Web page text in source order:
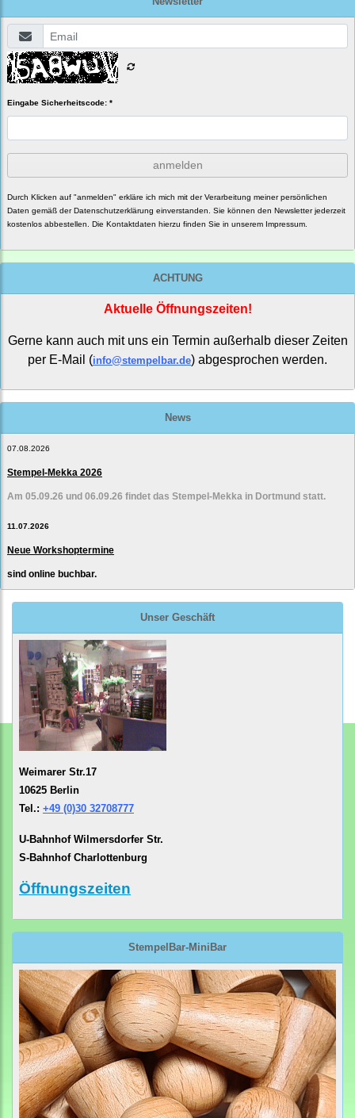
Eingabe Sicherheitscode: *
anmelden
Durch Klicken auf "anmelden" erkläre ich mich mit der Verarbeitung meiner persönlichen
Daten gemäß der Datenschutzerklärung einverstanden. Sie können den Newsletter jederzeit
kostenlos abbestellen. Die Kontaktdaten hierzu finden Sie in unserem Impressum.
ACHTUNG
Aktuelle Öffnungszeiten!
Gerne kann auch mit uns ein Termin außerhalb dieser Zeiten
per E-Mail (info@stempelbar.de) abgesprochen werden.
News
07.08.2026
Stempel-Mekka 2026
Am 05.09.26 und 06.09.26 findet das Stempel-Mekka in Dortmund statt.
11.07.2026
Neue Workshoptermine
sind online buchbar.
Unser Geschäft
Weimarer Str.17
10625 Berlin
Tel.: +49 (0)30 32708777
U-Bahnhof Wilmersdorfer Str.
S-Bahnhof Charlottenburg
Öffnungszeiten
StempelBar-MiniBar